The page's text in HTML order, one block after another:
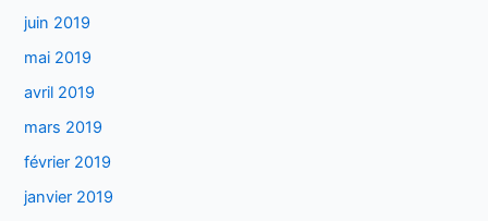
juin 2019
mai 2019
avril 2019
mars 2019
février 2019
janvier 2019